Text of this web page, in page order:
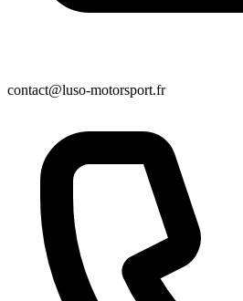
contact@luso-motorsport.fr